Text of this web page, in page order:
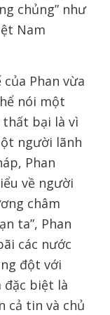
chủng” như
Nam
Phan vừa
nói một
bại là vì
người lãnh
Phan
về người
châm
ta”, Phan
các nước
đột với
đặc biệt là
cả tin và chủ